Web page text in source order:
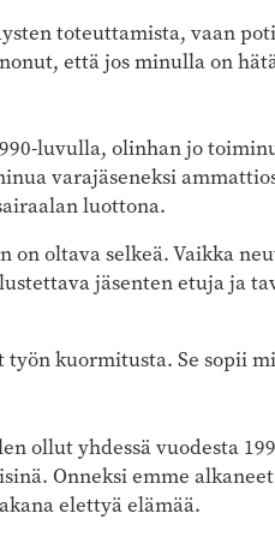
toteuttamista, vaan
että jos minulla on
luvulla, olinhan jo
varajäseneksi
luottona.
on oltava selkeä. Vaikka
jäsenten etuja ja
kuormitusta. Se sopii
ollut yhdessä vuodesta
Onneksi emme
elettyä elämää.